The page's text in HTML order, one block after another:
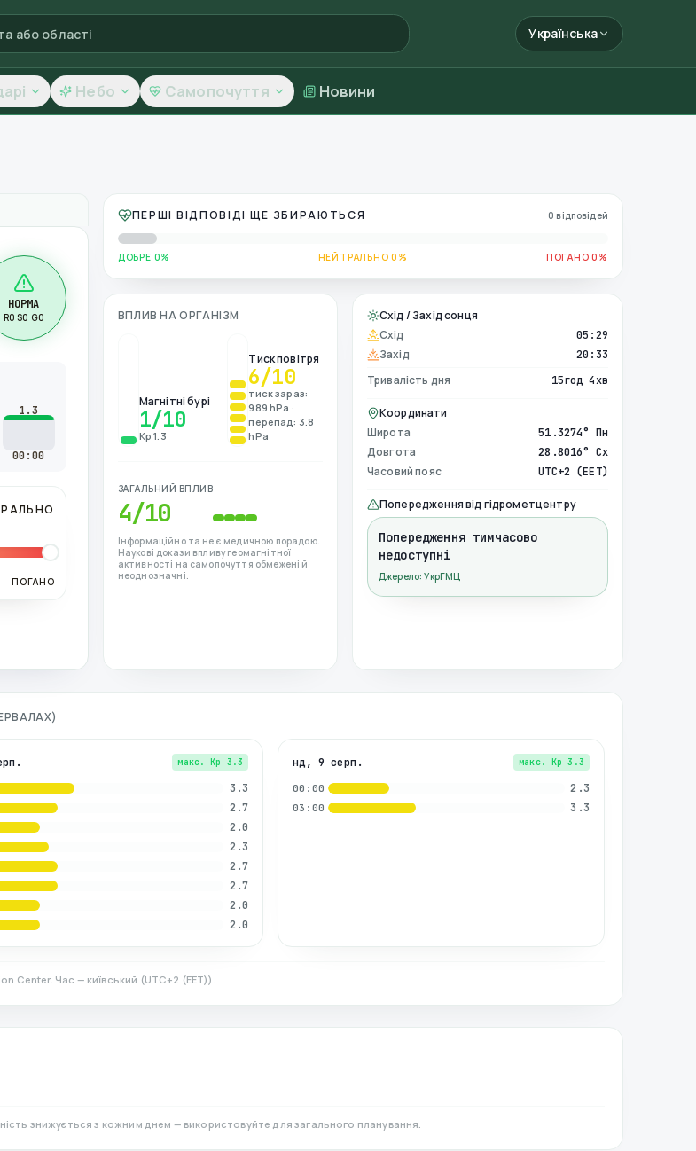
Українська
Небо Самопочуття Новини
НОРМА
R0 S0 G0
1.3
00:00
ПОГАНО
ПЕРШІ ВІДПОВІДІ ЩЕ ЗБИРАЮТЬСЯ 0 відповідей
ДОБРЕ 0% НЕЙТРАЛЬНО 0% ПОГАНО 0%
ВПЛИВ НА ОРГАНІЗМ
Магнітні бурі
1/10
Kp 1.3
Тиск повітря
6/10
тиск зараз:
989 hPa ·
перепад: 3.8
hPa
ЗАГАЛЬНИЙ ВПЛИВ
4/10
Інформаційно та не є медичною порадою.
Наукові докази впливу геомагнітної
активності на самопочуття обмежені й
неоднозначні.
Схід / Захід сонця
Схід
05:29
Захід 20:33
Тривалість дня 15год 4хв
Координати
Широта
51.3274° Пн
Довгота 28.8016° Сх
Часовий пояс UTC+2 (EET)
Попередження від гідрометцентру
Попередження тимчасово
недоступні
Джерело: УкрГМЦ
макс. Kp 3.3
3.3
2.7
2.0
2.3
2.7
2.7
2.0
2.0
нд, 9 серп. макс. Kp 3.3
00:00 2.3
03:00 3.3
Center. Час — київський (UTC+2 (EET)).
знижується з кожним днем — використовуйте для загального планування.